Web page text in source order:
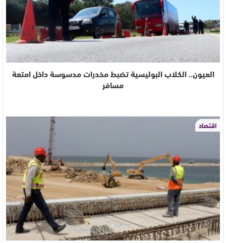
العيون.. الكلاب البوليسية تضبط مخدرات مدسوسة داخل امتعة
مسافر
اقتصاد